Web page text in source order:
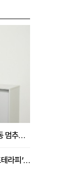
팔 들기 어려운 오십견, 통증 줄었다고 운동 멈추면 안 되는 이유 [이병욱 원장 칼럼]
리엔에이치, 암경험자 대상 ‘RE:CAN 푸드테라피’ 운영